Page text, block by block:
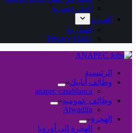
أخبار حصرية
المـزيد
اتصل بنا
Privacy Policy
الرئيسية
وظائف أنابيك
anapec casablanca
وظائف عمومية
Alwadifa
الهجرة
الهجرة إلى أوروبا